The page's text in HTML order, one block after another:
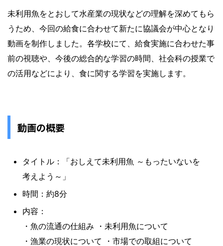
未利用魚をとおして水産業の現状などの理解を深めてもら
うため、今回の給食に合わせて新たに協議会が中心となり
動画を制作しました。各学校にて、給食実施に合わせた事
前の視聴や、今後の総合的な学習の時間、社会科の授業で
の活用などにより、食に関する学習を実施します。
動画の概要
タイトル：「おしえて未利用魚 ～もったいないを
考えよう～」
時間：約8分
内容：
・魚の流通の仕組み ・未利用魚について
・漁業の現状について ・市場での取組について